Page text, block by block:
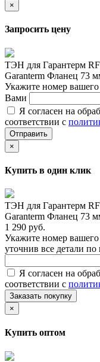
×
Запросить цену
ТЭН для Гарантерм
Garanterm Фланец 73
Укажите номер вашего
Вами
Я согласен на
соответствии с
Отправить
×
Купить в один клик
ТЭН для Гарантерм
Garanterm Фланец 73
1 290 руб.
Укажите номер
уточнив все детали
Я согласен на
соответствии с
Заказать покупку
×
Купить оптом